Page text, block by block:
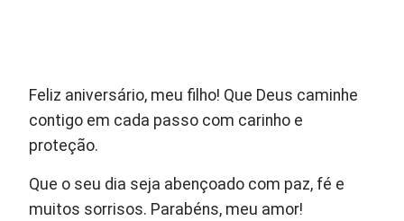
Feliz aniversário, meu filho! Que Deus caminhe
contigo em cada passo com carinho e
proteção.
Que o seu dia seja abençoado com paz, fé e
muitos sorrisos. Parabéns, meu amor!